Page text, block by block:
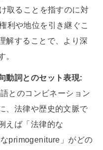
取ることを指すのに対
利や地位を引き継ぐこ
解することで、より深
。
動詞とのセット表現:
とのコンビネーション
、法律や歴史的文脈で
えば「法律的な
primogeniture」がどの